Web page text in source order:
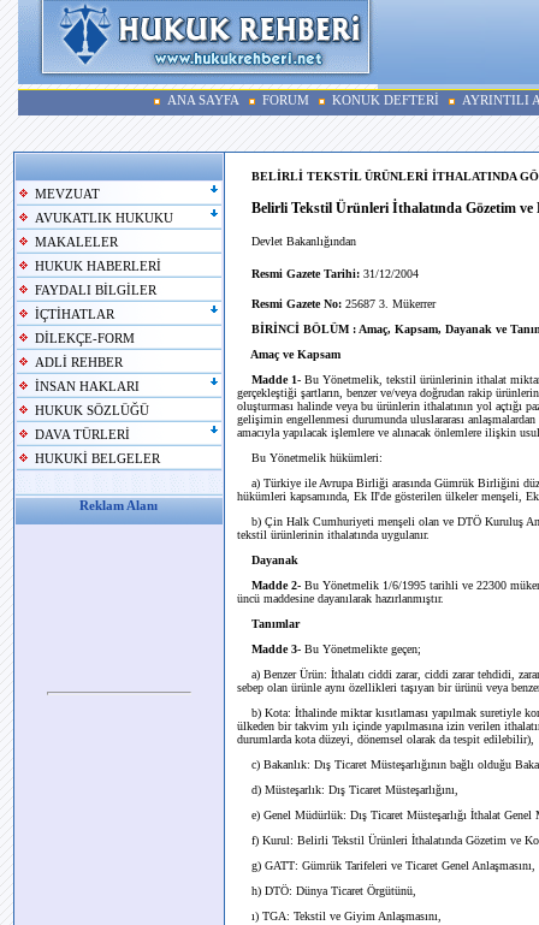
ANA SAYFA FORUM KONUK DEFTERİ AYRINTILI
MEVZUAT
AVUKATLIK HUKUKU
MAKALELER
HUKUK HABERLERİ
FAYDALI BİLGİLER
İÇTİHATLAR
DİLEKÇE-FORM
ADLİ REHBER
İNSAN HAKLARI
HUKUK SÖZLÜĞÜ
DAVA TÜRLERİ
HUKUKİ BELGELER
Reklam Alanı
BELİRLİ TEKSTİL ÜRÜNLERİ İTHALATINDA
Belirli Tekstil Ürünleri İthalatında Gözetim
Devlet Bakanlığından
Resmi Gazete Tarihi: 31/12/2004
Resmi Gazete No: 25687 3. Mükerrer
BİRİNCİ BÖLÜM : Amaç, Kapsam, Dayanak ve
Amaç ve Kapsam
Madde 1- Bu Yönetmelik, tekstil ürünlerinin ithalat
gerçekleştiği şartların, benzer ve/veya doğrudan rakip
oluşturması halinde veya bu ürünlerin ithalatının yol açtığı
gelişimin engellenmesi durumunda uluslararası
amacıyla yapılacak işlemlere ve alınacak önlemlere ilişkin
Bu Yönetmelik hükümleri:
a) Türkiye ile Avrupa Birliği arasında Gümrük Birliğini
hükümleri kapsamında, Ek II'de gösterilen ülkeler menşeli,
b) Çin Halk Cumhuriyeti menşeli olan ve DTÖ Kuruluş
tekstil ürünlerinin ithalatında uygulanır.
Dayanak
Madde 2- Bu Yönetmelik 1/6/1995 tarihli ve 22300
üncü maddesine dayanılarak hazırlanmıştır.
Tanımlar
Madde 3- Bu Yönetmelikte geçen;
a) Benzer Ürün: İthalatı ciddi zarar, ciddi zarar tehdidi,
sebep olan ürünle aynı özellikleri taşıyan bir ürünü veya
b) Kota: İthalinde miktar kısıtlaması yapılmak suretiyle
ülkeden bir takvim yılı içinde yapılmasına izin verilen
durumlarda kota düzeyi, dönemsel olarak da tespit edilebilir),
c) Bakanlık: Dış Ticaret Müsteşarlığının bağlı olduğu
d) Müsteşarlık: Dış Ticaret Müsteşarlığını,
e) Genel Müdürlük: Dış Ticaret Müsteşarlığı İthalat Genel
f) Kurul: Belirli Tekstil Ürünleri İthalatında Gözetim ve
g) GATT: Gümrük Tarifeleri ve Ticaret Genel Anlaşmasını,
h) DTÖ: Dünya Ticaret Örgütünü,
ı) TGA: Tekstil ve Giyim Anlaşmasını,